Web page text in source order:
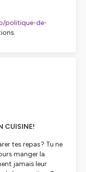
politique-de-
CUISINE!
tes repas? Tu ne
manger la
jamais leur